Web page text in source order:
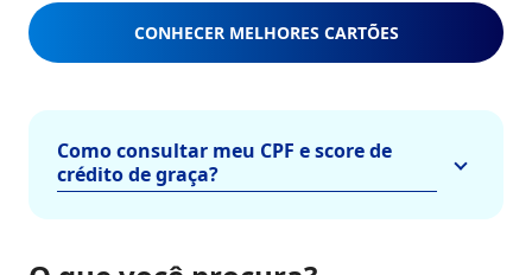
CONHECER MELHORES CARTÕES
Como consultar meu CPF e score de
crédito de graça?